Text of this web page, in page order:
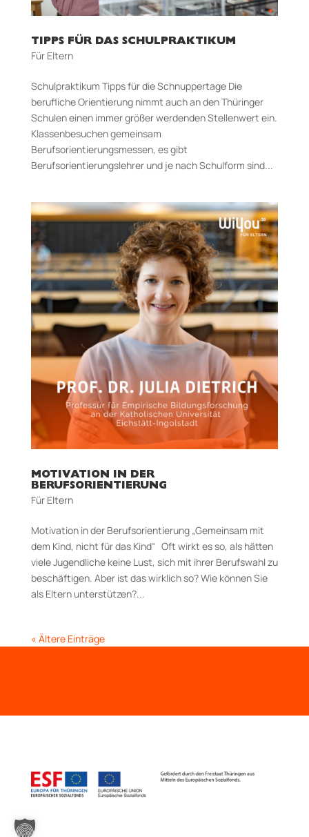
TIPPS FÜR DAS SCHULPRAKTIKUM
Für Eltern
Schulpraktikum Tipps für die Schnuppertage Die
berufliche Orientierung nimmt auch an den Thüringer
Schulen einen immer größer werdenden Stellenwert ein.
Klassenbesuchen gemeinsam
Berufsorientierungsmessen, es gibt
Berufsorientierungslehrer und je nach Schulform sind...
MOTIVATION IN DER
BERUFSORIENTIERUNG
Für Eltern
Motivation in der Berufsorientierung „Gemeinsam mit
dem Kind, nicht für das Kind“ Oft wirkt es so, als hätten
viele Jugendliche keine Lust, sich mit ihrer Berufswahl zu
beschäftigen. Aber ist das wirklich so? Wie können Sie
als Eltern unterstützen?...
« Ältere Einträge